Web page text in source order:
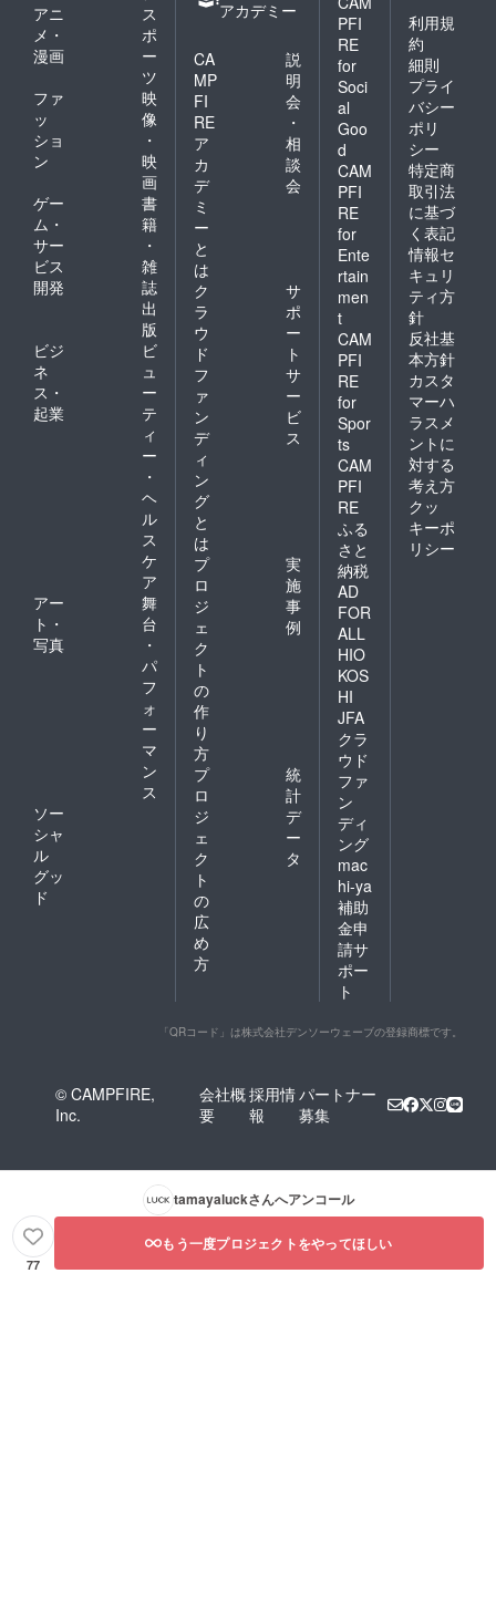
アニ
メ・
漫画
ス
ポ
ー
ツ
ファ
ッ
ショ
ン
映
像
・
映
画
ゲー
ム・
サー
ビス
開発
書
籍
・
雑
誌
出
版
ビジ
ネ
ス・
起業
ビ
ュ
ー
テ
ィ
ー
・
ヘ
ル
ス
ケ
ア
アー
ト・
写真
舞
台
・
パ
フ
ォ
ー
マ
ン
ス
ソー
シャ
ル
グッ
ド
アカデミー
CA
MP
FI
RE
ア
カ
デ
ミ
ー
と
は
説
明
会
・
相
談
会
ク
ラ
ウ
ド
フ
ァ
ン
デ
ィ
ン
グ
と
は
サ
ポ
ー
ト
サ
ー
ビ
ス
プ
ロ
ジ
ェ
ク
ト
の
作
り
方
実
施
事
例
プ
ロ
ジ
ェ
ク
ト
の
広
め
方
統
計
デ
ー
タ
PFI
RE
for
Soci
al
Goo
d
CAM
PFI
RE
for
Ente
rtain
men
t
CAM
PFI
RE
for
Spor
ts
CAM
PFI
RE
ふる
さと
納税
AD
FOR
ALL
HIO
KOS
HI
JFA
クラ
ウド
ファ
ン
ディ
ング
mac
hi-ya
補助
金申
請サ
ポー
ト
利用規
約
細則
プライ
バシー
ポリ
シー
特定商
取引法
に基づ
く表記
情報セ
キュリ
ティ方
針
反社基
本方針
カスタ
マーハ
ラスメ
ントに
対する
考え方
クッ
キーポ
リシー
「QRコード」は株式会社デンソーウェーブの登録商標です。
© CAMPFIRE,
Inc.
会社概
要
採用情
報
パートナー
募集
tamayaluckさんへアンコール
77
もう一度プロジェクトをやってほしい